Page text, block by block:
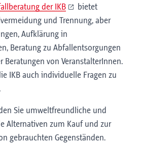
der IKB
bietet
und Trennung, aber
Aufklärung in
Beratung zu Abfallentsorgungen
Beratungen von VeranstalterInnen.
IKB auch individuelle Fragen zu
Sie umweltfreundliche und
Alternativen zum Kauf und zur
gebrauchten Gegenständen.